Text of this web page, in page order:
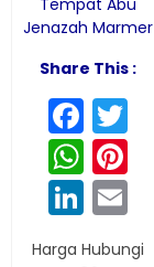
Jenazah Marmer
Share This :
Harga Hubungi